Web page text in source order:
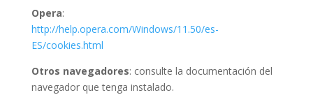
Opera:
http://help.opera.com/Windows/11.50/es-
ES/cookies.html
Otros navegadores: consulte la documentación del
navegador que tenga instalado.